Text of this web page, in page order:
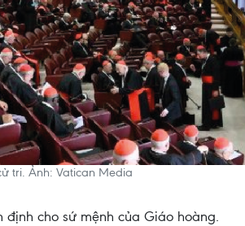
tri. Ảnh: Vatican Media
cho sứ mệnh của Giáo hoàng.